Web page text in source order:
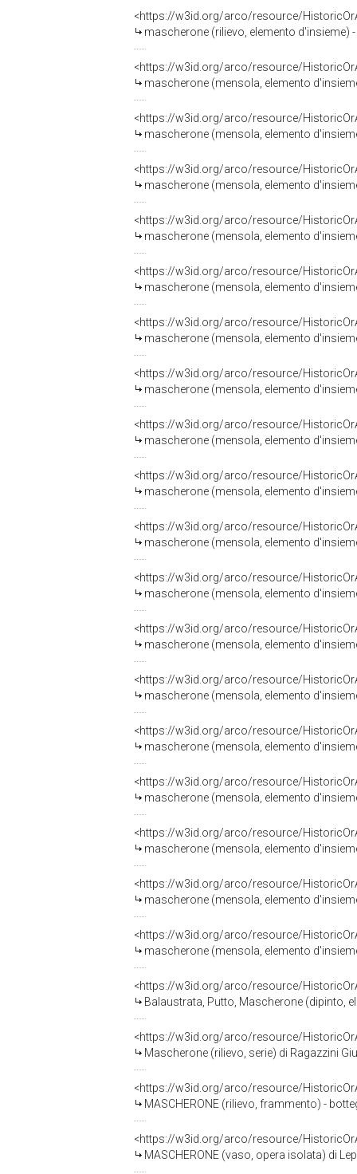
<https://w3id.org/arco/resource/
mascherone (rilievo, elemento d'insieme)
<https://w3id.org/arco/resource/
mascherone (mensola, elemento
<https://w3id.org/arco/resource/
mascherone (mensola, elemento
<https://w3id.org/arco/resource/
mascherone (mensola, elemento
<https://w3id.org/arco/resource/
mascherone (mensola, elemento
<https://w3id.org/arco/resource/
mascherone (mensola, elemento
<https://w3id.org/arco/resource/
mascherone (mensola, elemento
<https://w3id.org/arco/resource/
mascherone (mensola, elemento
<https://w3id.org/arco/resource/
mascherone (mensola, elemento
<https://w3id.org/arco/resource/
mascherone (mensola, elemento
<https://w3id.org/arco/resource/
mascherone (mensola, elemento
<https://w3id.org/arco/resource/
mascherone (mensola, elemento
<https://w3id.org/arco/resource/
mascherone (mensola, elemento
<https://w3id.org/arco/resource/
mascherone (mensola, elemento
<https://w3id.org/arco/resource/
mascherone (mensola, elemento
<https://w3id.org/arco/resource/
mascherone (mensola, elemento
<https://w3id.org/arco/resource/
mascherone (mensola, elemento
<https://w3id.org/arco/resource/
mascherone (mensola, elemento
<https://w3id.org/arco/resource/
mascherone (mensola, elemento
<https://w3id.org/arco/resource/
Balaustrata, Putto, Mascherone (dipinto, elemento
<https://w3id.org/arco/resource/
Mascherone (rilievo, serie) di Ragazzini
<https://w3id.org/arco/resource/
MASCHERONE (rilievo, frammento) -
<https://w3id.org/arco/resource/
MASCHERONE (vaso, opera isolata) di Leplat